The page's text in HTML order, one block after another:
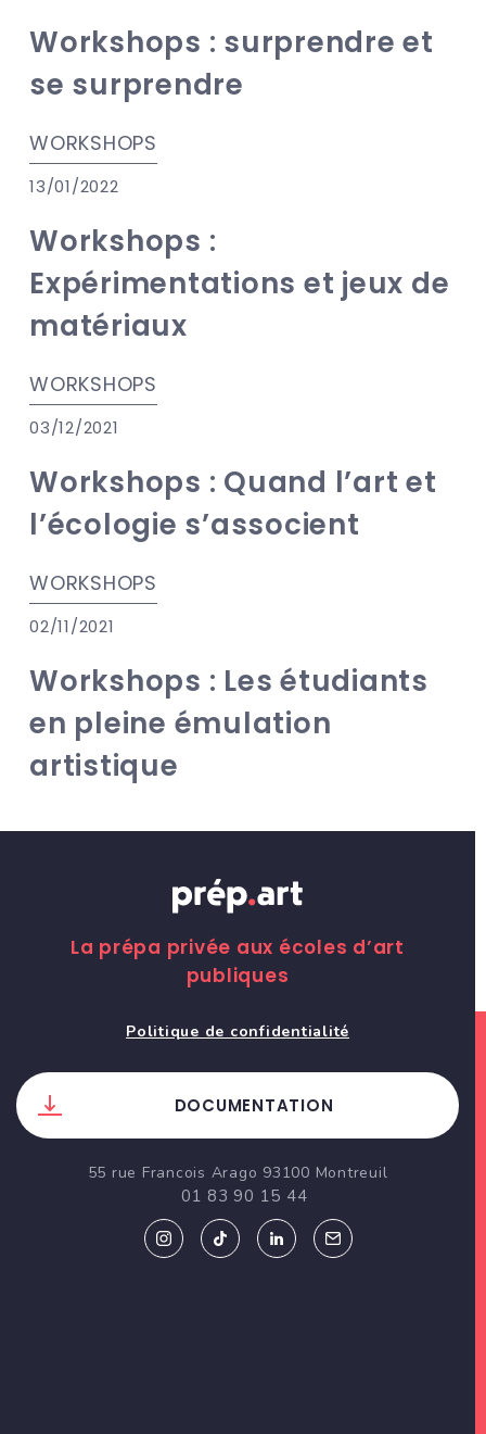
Workshops : surprendre et
se surprendre
WORKSHOPS
13/01/2022
Workshops :
Expérimentations et jeux de
matériaux
WORKSHOPS
03/12/2021
Workshops : Quand l’art et
l’écologie s’associent
WORKSHOPS
02/11/2021
Workshops : Les étudiants
en pleine émulation
artistique
La prépa privée aux écoles d’art
publiques
Politique de confidentialité
DOCUMENTATION
55 rue Francois Arago 93100 Montreuil
01 83 90 15 44